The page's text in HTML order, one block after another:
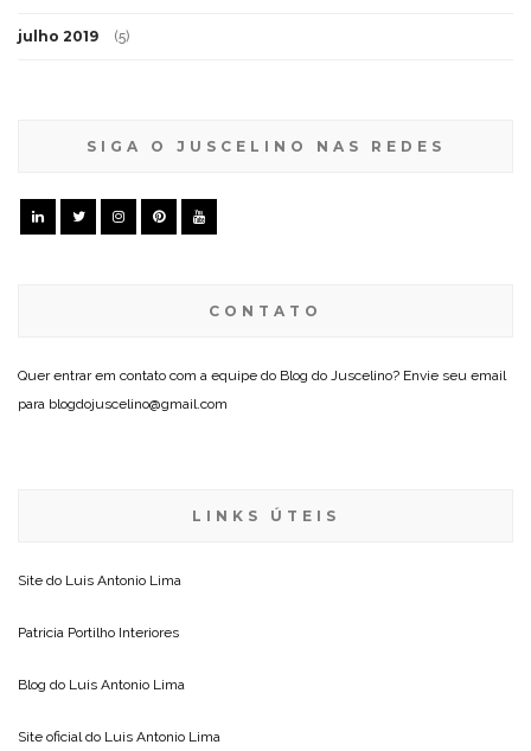
julho 2019 (5)
SIGA O JUSCELINO NAS REDES
CONTATO
Quer entrar em contato com a equipe do Blog do Juscelino? Envie seu email
para blogdojuscelino@gmail.com
LINKS ÚTEIS
Site do Luis Antonio Lima
Patricia Portilho Interiores
Blog do Luis Antonio Lima
Site oficial do Luis Antonio Lima